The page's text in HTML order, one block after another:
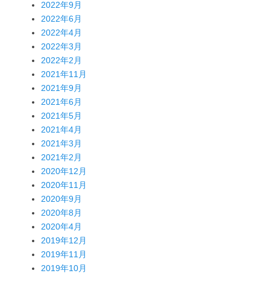
2022年9月
2022年6月
2022年4月
2022年3月
2022年2月
2021年11月
2021年9月
2021年6月
2021年5月
2021年4月
2021年3月
2021年2月
2020年12月
2020年11月
2020年9月
2020年8月
2020年4月
2019年12月
2019年11月
2019年10月